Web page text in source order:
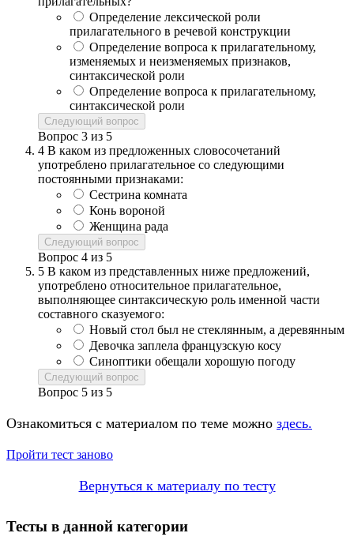
Определение лексической роли
прилагательного в речевой конструкции
Определение вопроса к прилагательному,
изменяемых и неизменяемых признаков,
синтаксической роли
Определение вопроса к прилагательному,
синтаксической роли
Следующий вопрос
Вопрос 3 из 5
4 В каком из предложенных словосочетаний
употреблено прилагательное со следующими
постоянными признаками:
Сестрина комната
Конь вороной
Женщина рада
Следующий вопрос
Вопрос 4 из 5
5 В каком из представленных ниже предложений,
употреблено относительное прилагательное,
выполняющее синтаксическую роль именной части
составного сказуемого:
Новый стол был не стеклянным, а деревянным
Девочка заплела французскую косу
Синоптики обещали хорошую погоду
Следующий вопрос
Вопрос 5 из 5
Ознакомиться с материалом по теме можно здесь.
Пройти тест заново
Вернуться к материалу по тесту
Тесты в данной категории